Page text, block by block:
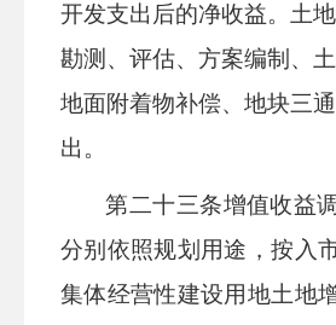
开发支出后的净收益。土
勘测、评估、方案编制、土
地面附着物补偿、地块三
出。
第二十三条增值收益
分别依照规划用途，按入
集体经营性建设用地土地